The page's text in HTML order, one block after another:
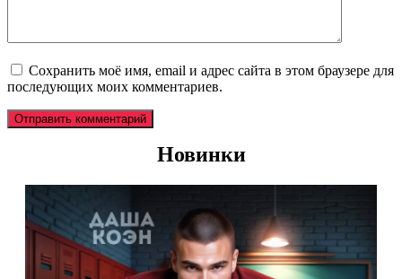
Сохранить моё имя, email и адрес сайта в этом браузере для
последующих моих комментариев.
Новинки